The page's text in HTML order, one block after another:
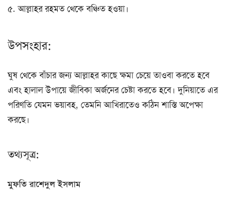
৫. আল্লাহর রহমত থেকে বঞ্চিত হওয়া।
উপসংহার:
ঘুষ থেকে বাঁচার জন্য আল্লাহর কাছে ক্ষমা চেয়ে তাওবা করতে হবে
এবং হালাল উপায়ে জীবিকা অর্জনের চেষ্টা করতে হবে। দুনিয়াতে এর
পরিণতি যেমন ভয়াবহ, তেমনি আখিরাতেও কঠিন শাস্তি অপেক্ষা
করছে।
তথ্যসূত্র:
মুফতি রাশেদুল ইসলাম